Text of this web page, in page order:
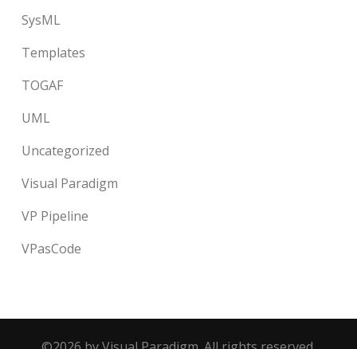
SysML
Templates
TOGAF
UML
Uncategorized
Visual Paradigm
VP Pipeline
VPasCode